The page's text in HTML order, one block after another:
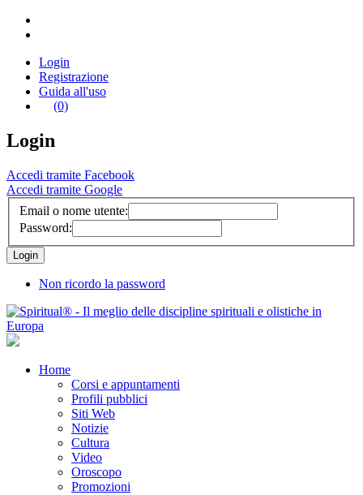
Login
Registrazione
Guida all'uso
(0)
Login
Accedi tramite Facebook
Accedi tramite Google
Email o nome utente:
Password:
Non ricordo la password
Home
Corsi e appuntamenti
Profili pubblici
Siti Web
Notizie
Cultura
Video
Oroscopo
Promozioni